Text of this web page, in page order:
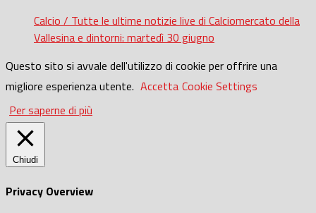
Calcio / Tutte le ultime notizie live di Calciomercato della
Vallesina e dintorni: martedì 30 giugno
Questo sito si avvale dell'utilizzo di cookie per offrire una
migliore esperienza utente. Accetta Cookie Settings
Per saperne di più
Chiudi
Privacy Overview